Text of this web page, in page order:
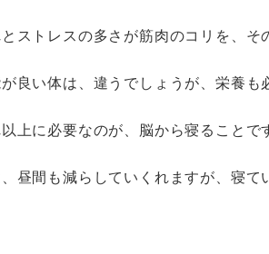
ストレスの多さが筋肉のコリを、そ
良い体は、違うでしょうが、栄養も
上に必要なのが、脳から寝ることで
昼間も減らしていくれますが、寝て